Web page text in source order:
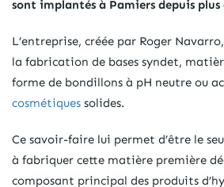
sont implantés à Pamiers depuis plus
L’entreprise, créée par Roger
la fabrication de bases syndet,
forme de bondillons à pH neutre ou
cosmétiques solides.
Ce savoir-faire lui permet d’être le
à fabriquer cette matière première
composant principal des produits